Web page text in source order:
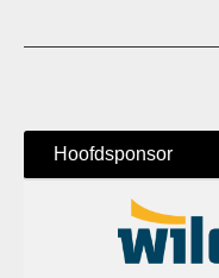
Hoofdsponsor